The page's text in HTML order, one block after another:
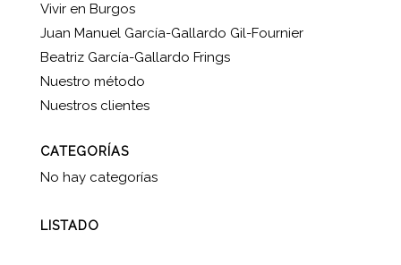
Vivir en Burgos
Juan Manuel García-Gallardo Gil-Fournier
Beatriz García-Gallardo Frings
Nuestro método
Nuestros clientes
CATEGORÍAS
No hay categorías
LISTADO